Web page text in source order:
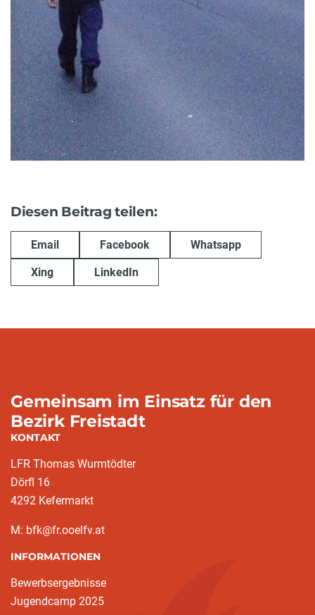
Diesen Beitrag teilen:
Email Facebook Whatsapp
Xing LinkedIn
Gemeinsam im Einsatz für den
Bezirk Freistadt
KONTAKT
LFR Thomas Wurmtödter
Dörfl 16
4292 Kefermarkt
M: bfk@fr.ooelfv.at
INFORMATIONEN
Bewerbsergebnisse
Jugendcamp 2025